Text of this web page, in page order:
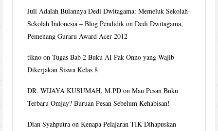
Juli Adalah Bulannya Dedi Dwitagama: Memeluk Sekolah-
Sekolah Indonesia – Blog Pendidik onDedi Dwitagama,
Pemenang Guraru Award Acer 2012
tikno onTugas Bab 2 Buku AI Pak Onno yang Wajib
Dikerjakan Siswa Kelas 8
DR. WIJAYA KUSUMAH, M.PD onMau Pesan Buku
Terbaru Omjay? Buruan Pesan Sebelum Kehabisan!
Dian Syahputra onKenapa Pelajaran TIK Dihapuskan